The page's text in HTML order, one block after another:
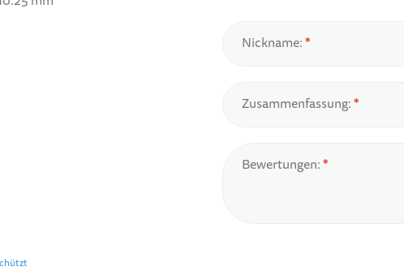
Nickname:
Zusammenfassung:
Bewertungen: